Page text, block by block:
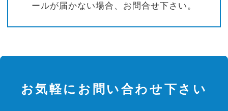
ールが届かない場合、お問合せ下さい。
お気軽にお問い合わせ下さい